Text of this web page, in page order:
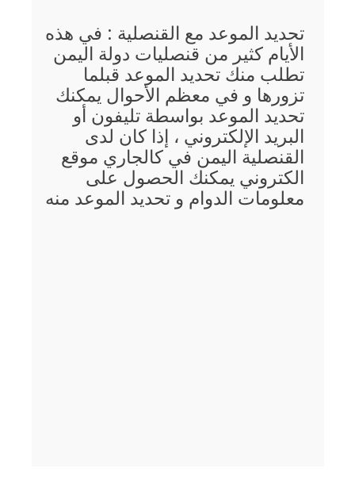
تحديد الموعد مع القنصلية : في هذه
الأيام كثير من قنصليات دولة اليمن
تطلب منك تحديد الموعد قبلما
تزورها و في معظم الأحوال يمكنك
تحديد الموعد بواسطة تليفون أو
البريد الإلكتروني ، إذا كان لدى
القنصلية اليمن في كالجاري موقع
الكتروني يمكنك الحصول على
معلومات الدوام و تحديد الموعد منه